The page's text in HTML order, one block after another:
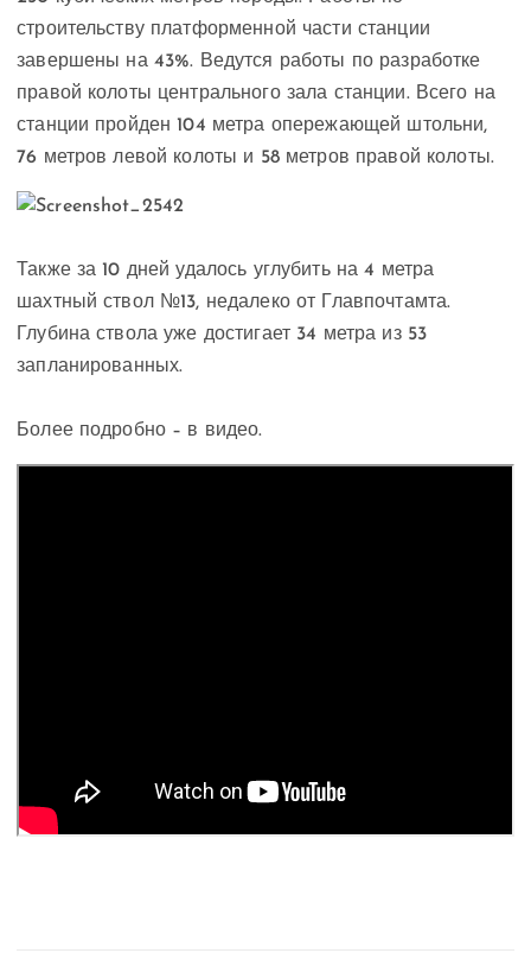
строительству платформенной части станции
завершены на 43%. Ведутся работы по разработке
правой колоты центрального зала станции. Всего на
станции пройден 104 метра опережающей штольни,
76 метров левой колоты и 58 метров правой колоты.
Также за 10 дней удалось углубить на 4 метра
шахтный ствол №13, недалеко от Главпочтамта.
Глубина ствола уже достигает 34 метра из 53
запланированных.
Более подробно – в видео.